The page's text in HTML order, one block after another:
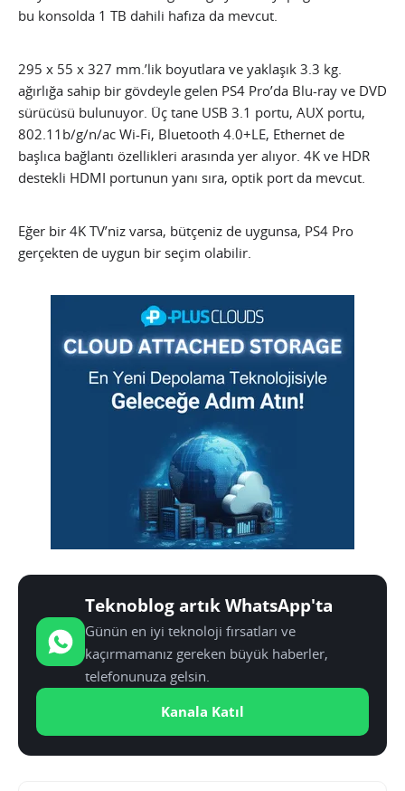
bu konsolda 1 TB dahili hafıza da mevcut.
295 x 55 x 327 mm.’lik boyutlara ve yaklaşık 3.3 kg.
ağırlığa sahip bir gövdeyle gelen PS4 Pro’da Blu-ray ve DVD
sürücüsü bulunuyor. Üç tane USB 3.1 portu, AUX portu,
802.11b/g/n/ac Wi-Fi, Bluetooth 4.0+LE, Ethernet de
başlıca bağlantı özellikleri arasında yer alıyor. 4K ve HDR
destekli HDMI portunun yanı sıra, optik port da mevcut.
Eğer bir 4K TV’niz varsa, bütçeniz de uygunsa, PS4 Pro
gerçekten de uygun bir seçim olabilir.
Teknoblog artık WhatsApp'ta
Günün en iyi teknoloji fırsatları ve
kaçırmamanız gereken büyük haberler,
telefonunuza gelsin.
Kanala Katıl